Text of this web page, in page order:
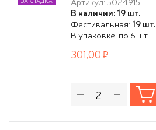
В наличии: 19 шт.
Фестивальная: 19 шт.
В упаковке: по 6 шт
301,00